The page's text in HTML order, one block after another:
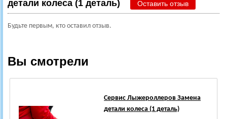
детали колеса (1 деталь)
Оставить отзыв
Будьте первым, кто оставил отзыв.
Вы смотрели
Сервис Лыжероллеров Замена
детали колеса (1 деталь)